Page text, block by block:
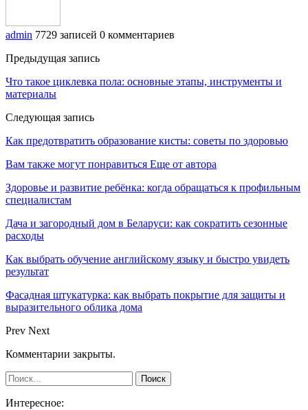
admin 7729 записей 0 комментариев
Предыдущая запись
Что такое циклевка пола: основные этапы, инструменты и
материалы
Следующая запись
Как предотвратить образование кисты: советы по здоровью
Вам также могут понравиться Еще от автора
Здоровье и развитие ребёнка: когда обращаться к профильным
специалистам
Дача и загородный дом в Беларуси: как сократить сезонные
расходы
Как выбрать обучение английскому языку и быстро увидеть
результат
Фасадная штукатурка: как выбрать покрытие для защиты и
выразительного облика дома
Prev Next
Комментарии закрыты.
Интересное: